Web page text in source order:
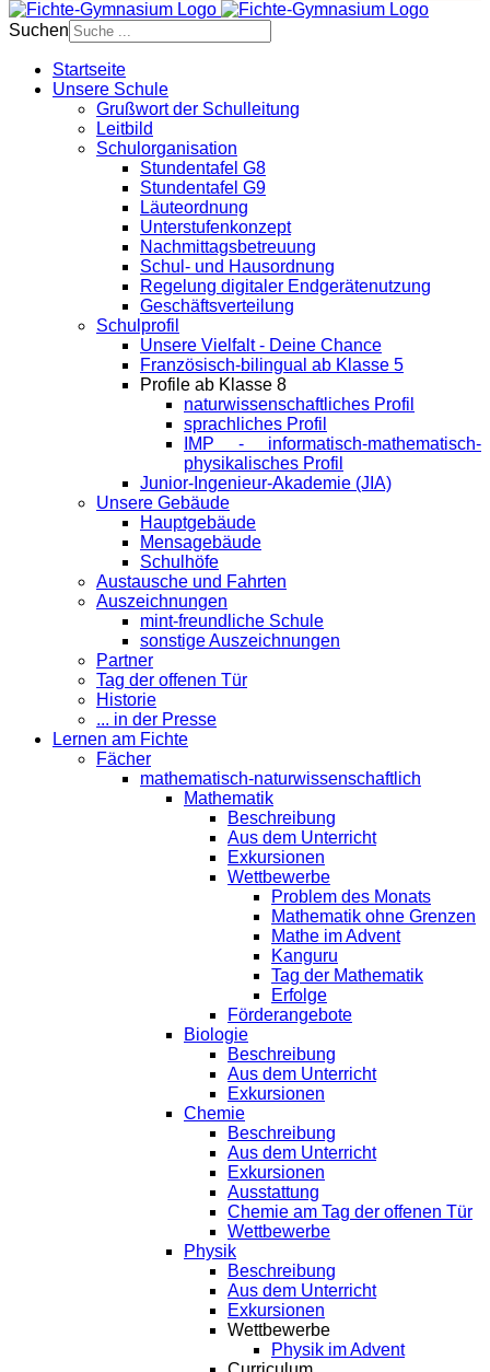
Suchen
Startseite
Unsere Schule
Grußwort der Schulleitung
Leitbild
Schulorganisation
Stundentafel G8
Stundentafel G9
Läuteordnung
Unterstufenkonzept
Nachmittagsbetreuung
Schul- und Hausordnung
Regelung digitaler Endgeräte­nutzung
Geschäftsverteilung
Schulprofil
Unsere Vielfalt - Deine Chance
Französisch-bilingual ab Klasse 5
Profile ab Klasse 8
naturwissenschaftliches Profil
sprachliches Profil
IMP - informatisch-mathematisch-
physikalisches Profil
Junior-Ingenieur-Akademie (JIA)
Unsere Gebäude
Hauptgebäude
Mensagebäude
Schulhöfe
Austausche und Fahrten
Auszeichnungen
mint-freundliche Schule
sonstige Auszeichnungen
Partner
Tag der offenen Tür
Historie
... in der Presse
Lernen am Fichte
Fächer
mathematisch-naturwissenschaftlich
Mathematik
Beschreibung
Aus dem Unterricht
Exkursionen
Wettbewerbe
Problem des Monats
Mathematik ohne Grenzen
Mathe im Advent
Kanguru
Tag der Mathematik
Erfolge
Förderangebote
Biologie
Beschreibung
Aus dem Unterricht
Exkursionen
Chemie
Beschreibung
Aus dem Unterricht
Exkursionen
Ausstattung
Chemie am Tag der offenen Tür
Wettbewerbe
Physik
Beschreibung
Aus dem Unterricht
Exkursionen
Wettbewerbe
Physik im Advent